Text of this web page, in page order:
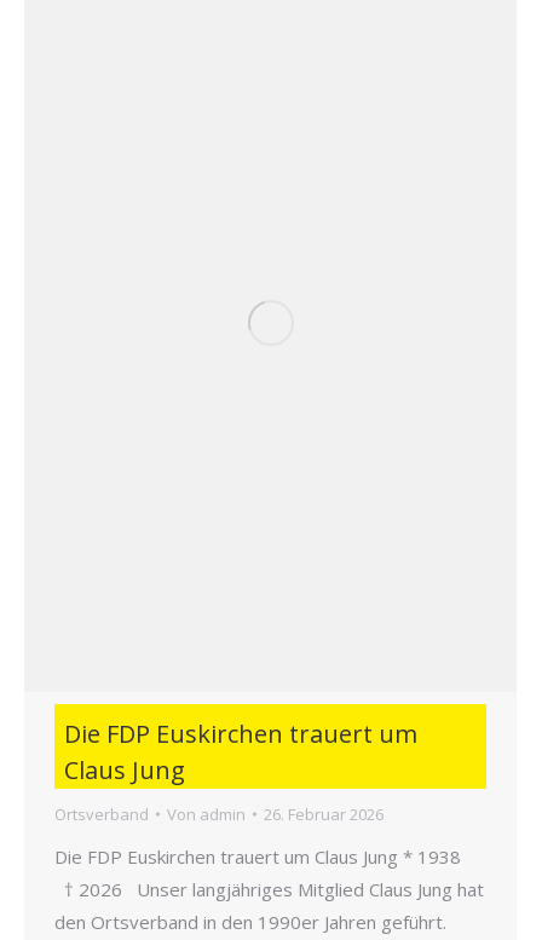
Die FDP Euskirchen trauert um
Claus Jung
Ortsverband Von admin 26. Februar 2026
Die FDP Euskirchen trauert um Claus Jung * 1938
† 2026 Unser langjähriges Mitglied Claus Jung hat
den Ortsverband in den 1990er Jahren geführt.